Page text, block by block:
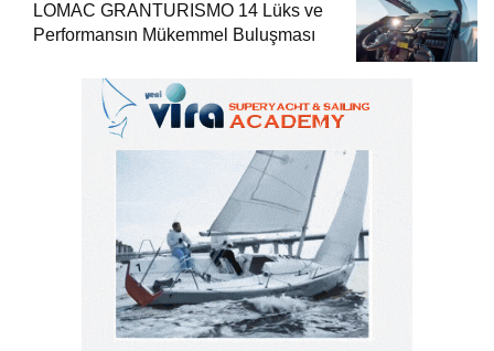
LOMAC GRANTURISMO 14 Lüks ve
Performansın Mükemmel Buluşması